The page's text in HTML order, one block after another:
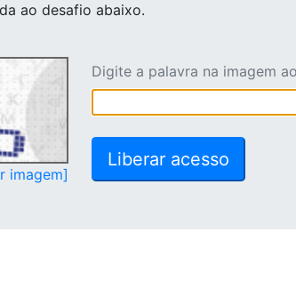
ao desafio abaixo.
imagem]
Digite a palavra na imagem